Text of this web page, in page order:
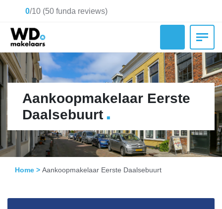
0/10 (50 funda reviews)
Aankoopmakelaar Eerste
Daalsebuurt .
Home > Aankoopmakelaar Eerste Daalsebuurt